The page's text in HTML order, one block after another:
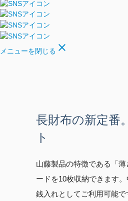
メニューを閉じる close
長財布の新定番
ト
山藤製品の特徴である「
ードを10枚収納できます
銭入れとしてご利用可能